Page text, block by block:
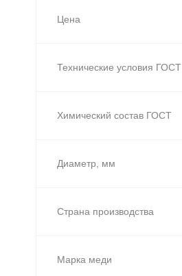
Цена
Технические условия ГОСТ
Химический состав ГОСТ
Диаметр, мм
Страна производства
Марка меди